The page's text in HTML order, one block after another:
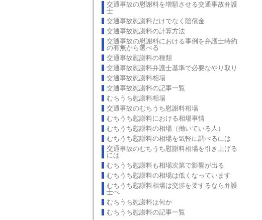
交通事故の慰謝料を増額させる交通事故弁護
士
交通事故慰謝料だけでなく賠償金
交通事故慰謝料の計算方法
交通事故の慰謝料における事例を弁護士特約
の有無から選べる
交通事故慰謝料の種類
交通事故慰謝料弁護士基準で必要なやり取り
交通事故慰謝料相場
交通事故慰謝料の記事一覧
むちうち慰謝料相場
交通事故のむちうち慰謝料相場
むちうち慰謝料における相場事情
むちうち慰謝料の相場（働いている人）
むちうち慰謝料の相場を気軽に調べるには
交通事故のむちうち慰謝料相場を引き上げる
には
むちうち慰謝料も相場次第で影響が出る
むちうち慰謝料の相場は低くなっています
むちうち慰謝料相場は交渉を要するなら弁護
士へ
むちうち慰謝料は何か
むちうち慰謝料の記事一覧